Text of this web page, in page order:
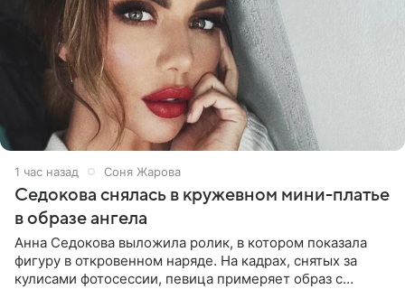
1 час назад Соня Жарова
Седокова снялась в кружевном мини-платье
в образе ангела
Анна Седокова выложила ролик, в котором показала
фигуру в откровенном наряде. На кадрах, снятых за
кулисами фотосессии, певица примеряет образ с